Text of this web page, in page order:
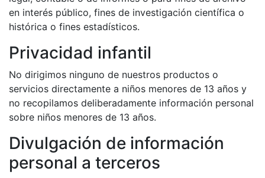
en interés público, fines de investigación científica o
histórica o fines estadísticos.
Privacidad infantil
No dirigimos ninguno de nuestros productos o
servicios directamente a niños menores de 13 años y
no recopilamos deliberadamente información personal
sobre niños menores de 13 años.
Divulgación de información
personal a terceros